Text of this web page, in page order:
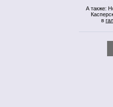
А также:
в